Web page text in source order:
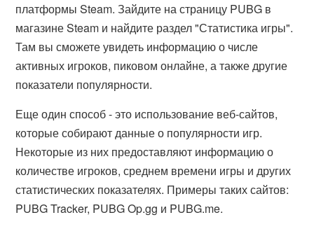
платформы Steam. Зайдите на страницу PUBG в
магазине Steam и найдите раздел "Статистика игры".
Там вы сможете увидеть информацию о числе
активных игроков, пиковом онлайне, а также другие
показатели популярности.
Еще один способ - это использование веб-сайтов,
которые собирают данные о популярности игр.
Некоторые из них предоставляют информацию о
количестве игроков, среднем времени игры и других
статистических показателях. Примеры таких сайтов:
PUBG Tracker, PUBG Op.gg и PUBG.me.